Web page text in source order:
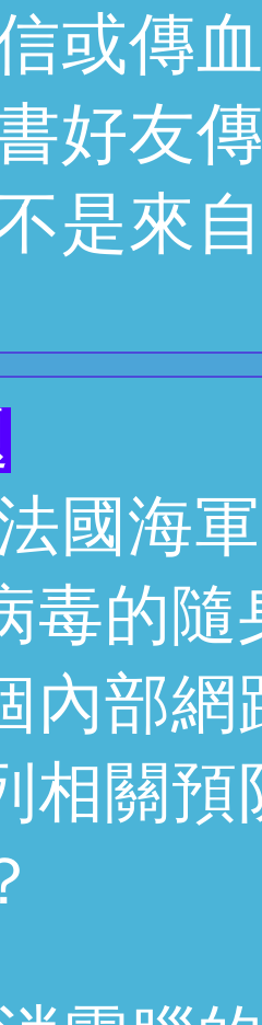
或傳
好友
是來
國海
毒的隨
內部網
相關